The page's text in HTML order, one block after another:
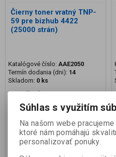
Čierny toner vratný TNP-
59 pre bizhub 4422
(25000 strán)
Katalógové číslo: AAE2050
Termín dodania (dni): 14
Skladom: 0 ks
Originálny čierny toner Konica
Balenie obsahuje 1 zásobník na
408,46 EUR
332,08 EUR (Vaša cena bez DPH:)
Súhlas s využitím
Na našom webe
ktoré nám pomáhajú
personalizovať ponuky.